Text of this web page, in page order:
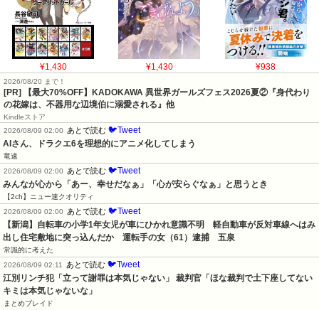
¥1,430 ¥1,430 ¥938
2026/08/20 まで！
[PR] 【最大70%OFF】KADOKAWA 異世界ガールズフェス2026夏②『身代わり
の花嫁は、不器用な辺境伯に溺愛される』他
Kindleストア
2026/08/09 02:00
あとで読む 🐦Tweet
AIさん、ドラクエ6を理想的にアニメ化してしまう
竜速
2026/08/09 02:00
あとで読む 🐦Tweet
みんなが心から「あー、幸せだなぁ」「心が安らぐなぁ」と思うとき
【2ch】ニュー速クオリティ
2026/08/09 02:00
あとで読む 🐦Tweet
【新潟】自転車の小学1年女児が車にひかれ意識不明　軽自動車が反対車線へはみ
出し住宅敷地に突っ込んだか　運転手の女（61）逮捕　五泉
常識的に考えた
2026/08/09 02:11
あとで読む 🐦Tweet
江別リンチ犯「立って謝罪は本気じゃない」 裁判官「ほな裁判で土下座してない
キミは本気じゃないな」
まとめブレイド